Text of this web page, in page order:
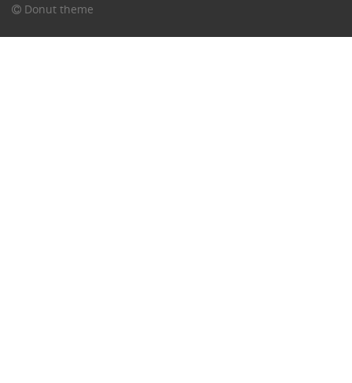
Donut theme